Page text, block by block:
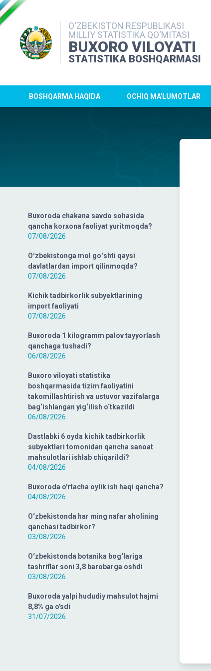
O‘ZBEKISTON RESPUBLIKASI
MILLIY STATISTIKA QO‘MITASI
BUXORO VILOYATI
STATISTIKA BOSHQARMASI
BOSHQARMA HAQIDA OCHIQ MA'LUMOTLAR
Buxoroda chakana savdo sohasida
qancha korxona faoliyat yuritmoqda?
07/08/2026
Oʻzbekistonga mol goʻshti qaysi
davlatlardan import qilinmoqda?
07/08/2026
Kichik tadbirkorlik subyektlarining
import faoliyati
07/08/2026
Buxoroda 1 kilogramm palov tayyorlash
qanchaga tushadi?
06/08/2026
Buxoro viloyati statistika
boshqarmasida tizim faoliyatini
takomillashtirish va ustuvor vazifalarga
bag‘ishlangan yig‘ilish o‘tkazildi
06/08/2026
Dastlabki 6 oyda kichik tadbirkorlik
subyektlari tomonidan qancha sanoat
mahsulotlari ishlab chiqarildi?
04/08/2026
Buxoroda o'rtacha oylik ish haqi qancha?
04/08/2026
O‘zbekistonda har ming nafar aholining
qanchasi tadbirkor?
03/08/2026
O‘zbekistonda botanika bog‘lariga
tashriflar soni 3,8 barobarga oshdi
03/08/2026
Buxoroda yalpi hududiy mahsulot hajmi
8,8% ga o'sdi
31/07/2026